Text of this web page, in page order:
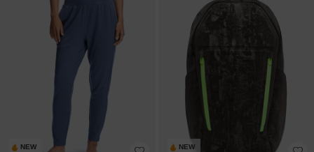
NEW NEW